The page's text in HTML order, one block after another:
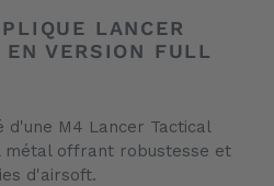
LANCER
VERSION FULL
d'une M4 Lancer Tactical
métal offrant robustesse et
d'airsoft.